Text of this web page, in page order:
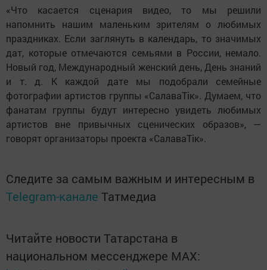
«Что касается сценария видео, то мы решили
напомнить нашим маленьким зрителям о любимых
праздниках. Если заглянуть в календарь, то значимых
дат, которые отмечаются семьями в России, немало.
Новый год, Международный женский день, День знаний
и т. д. К каждой дате мы подобрали семейные
фотографии артистов группы «СалаваТік». Думаем, что
фанатам группы будут интересно увидеть любимых
артистов вне привычных сценических образов», —
говорят организаторы проекта «СалаваТік».
Следите за самым важным и интересным в
Telegram-канале Татмедиа
Читайте новости Татарстана в
национальном мессенджере MАХ: